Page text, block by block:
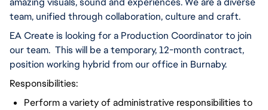
team, unified through collaboration, culture and craft.
EA Create is looking for a Production Coordinator to join
our team.  This will be a temporary, 12-month contract,
position working hybrid from our office in Burnaby.
Responsibilities:
Perform a variety of administrative responsibilities to